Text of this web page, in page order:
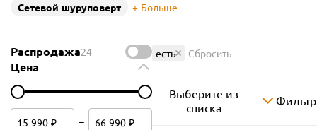
Cетевой шуруповерт
Больше
Распродажа24
Цена
есть Сбросить
Выберите из
списка